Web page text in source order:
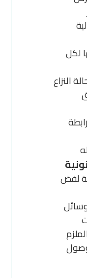
لكل
النزاع
لفض